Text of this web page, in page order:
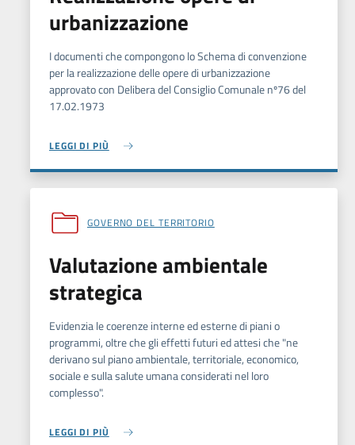
urbanizzazione
I documenti che compongono lo Schema di convenzione
per la realizzazione delle opere di urbanizzazione
approvato con Delibera del Consiglio Comunale nº76 del
17.02.1973
LEGGI DI PIÙ
GOVERNO DEL TERRITORIO
Valutazione ambientale
strategica
Evidenzia le coerenze interne ed esterne di piani o
programmi, oltre che gli effetti futuri ed attesi che "ne
derivano sul piano ambientale, territoriale, economico,
sociale e sulla salute umana considerati nel loro
complesso".
LEGGI DI PIÙ